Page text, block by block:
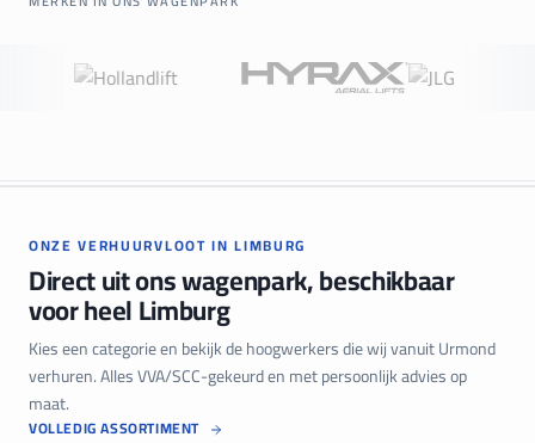
ONZE VERHUURVLOOT IN LIMBURG
Direct uit ons wagenpark, beschikbaar
voor heel Limburg
Kies een categorie en bekijk de hoogwerkers die wij vanuit Urmond
verhuren. Alles VVA/SCC-gekeurd en met persoonlijk advies op
maat.
VOLLEDIG ASSORTIMENT